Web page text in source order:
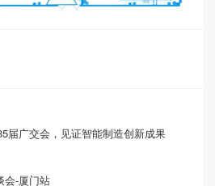
届广交会，见证智能制造创新成果
会-厦门站